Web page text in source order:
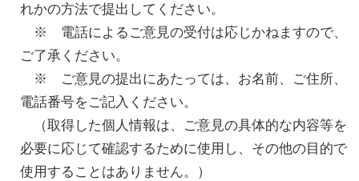
れかの方法で提出してください。
※ 電話によるご意見の受付は応じかねますので、
ご了承ください。
※ ご意見の提出にあたっては、お名前、ご住所、
電話番号をご記入ください。
（取得した個人情報は、ご意見の具体的な内容等を
必要に応じて確認するために使用し、その他の目的で
使用することはありません。）